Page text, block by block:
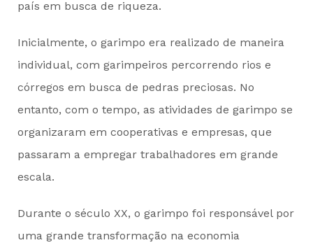
país em busca de riqueza.
Inicialmente, o garimpo era realizado de maneira
individual, com garimpeiros percorrendo rios e
córregos em busca de pedras preciosas. No
entanto, com o tempo, as atividades de garimpo se
organizaram em cooperativas e empresas, que
passaram a empregar trabalhadores em grande
escala.
Durante o século XX, o garimpo foi responsável por
uma grande transformação na economia